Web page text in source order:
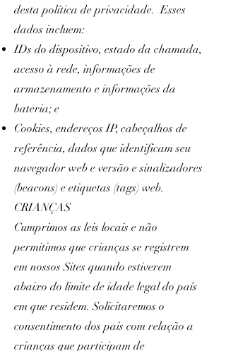
desta política de privacidade. Esses
dados incluem:
IDs do dispositivo, estado da chamada,
acesso à rede, informações de
armazenamento e informações da
bateria; e
Cookies, endereços IP, cabeçalhos de
referência, dados que identificam seu
navegador web e versão e sinalizadores
(beacons) e etiquetas (tags) web.
CRIANÇAS
Cumprimos as leis locais e não
permitimos que crianças se registrem
em nossos Sites quando estiverem
abaixo do limite de idade legal do país
em que residem. Solicitaremos o
consentimento dos pais com relação a
crianças que participam de